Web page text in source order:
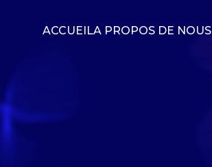
ACCUEILA PROPOS DE NOUS